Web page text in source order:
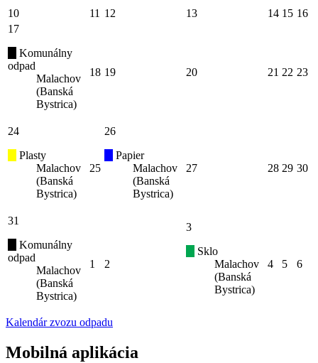
10 11 12 13 14 15 16
17
Komunálny
odpad
Malachov
(Banská
Bystrica)
18 19 20 21 22 23
24
Plasty
Malachov
(Banská
Bystrica)
25
26
Papier
Malachov
(Banská
Bystrica)
27 28 29 30
31
Komunálny
odpad
Malachov
(Banská
Bystrica)
1 2
3
Sklo
Malachov
(Banská
Bystrica)
4 5 6
Kalendár zvozu odpadu
Mobilná aplikácia